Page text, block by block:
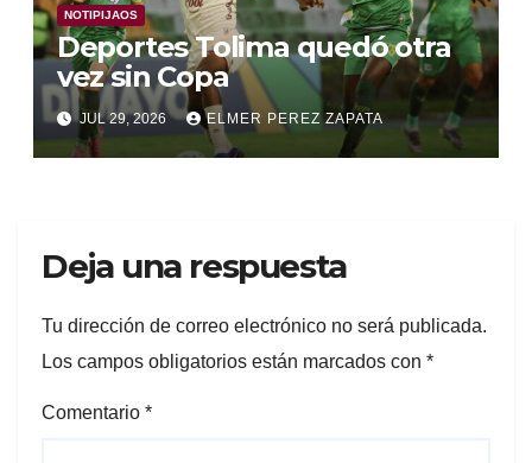
NOTIPIJAOS
Deportes Tolima quedó otra
vez sin Copa
JUL 29, 2026 ELMER PEREZ ZAPATA
Deja una respuesta
Tu dirección de correo electrónico no será publicada.
Los campos obligatorios están marcados con *
Comentario *